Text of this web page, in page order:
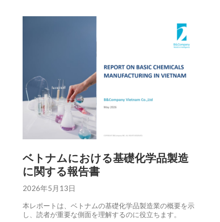
ベトナムにおける基礎化学品製造
に関する報告書
2026年5月13日
本レポートは、ベトナムの基礎化学品製造業の概要を示
し、読者が重要な側面を理解するのに役立ちます。